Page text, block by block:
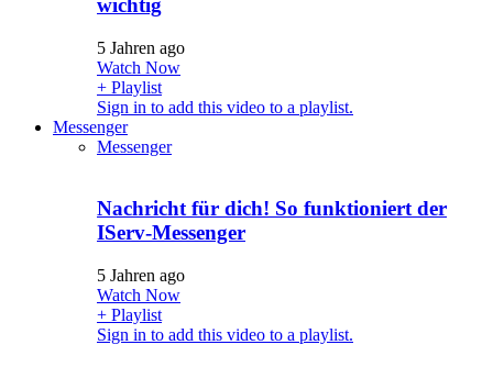
wichtig
5 Jahren ago
Watch Now
+ Playlist
Sign in to add this video to a playlist.
Messenger
Messenger
Nachricht für dich! So funktioniert der
IServ-Messenger
5 Jahren ago
Watch Now
+ Playlist
Sign in to add this video to a playlist.